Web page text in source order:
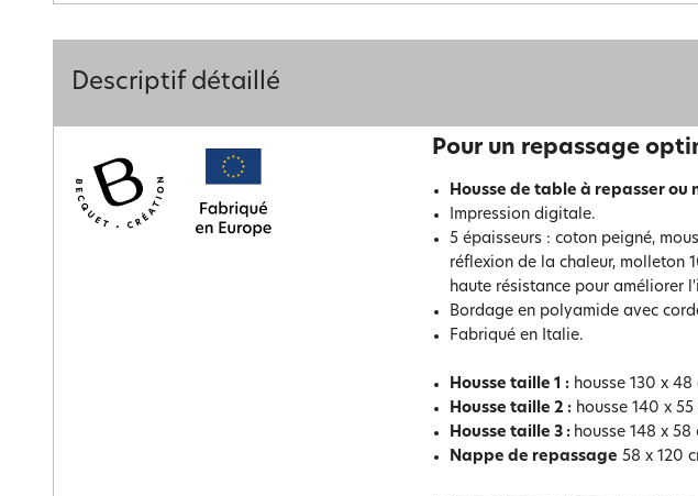
Descriptif détaillé
Pour un repassage
Housse de table à repasser ou
Impression digitale.
5 épaisseurs : coton peigné,
réflexion de la chaleur, molleton
haute résistance pour améliorer
Bordage en polyamide avec
Fabriqué en Italie.
Housse taille 1 : housse 130 x
Housse taille 2 : housse 140 x
Housse taille 3 : housse 148 x
Nappe de repassage 58 x 120